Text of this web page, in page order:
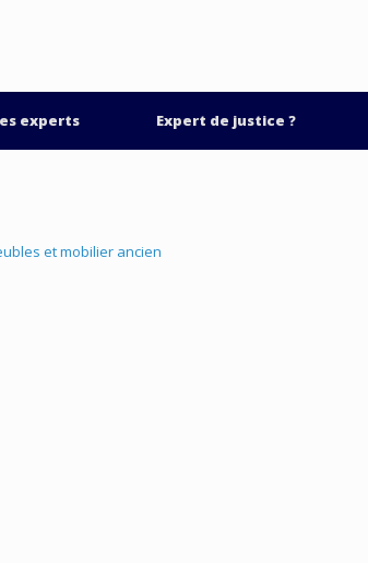
experts Expert de justice ?
et mobilier ancien